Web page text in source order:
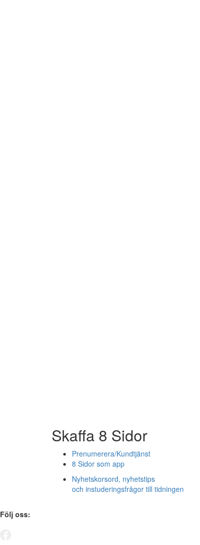
Skaffa 8 Sidor
Prenumerera/Kundtjänst
8 Sidor som app
Nyhetskorsord, nyhetstips
och instuderingsfrågor till tidningen
Följ oss: